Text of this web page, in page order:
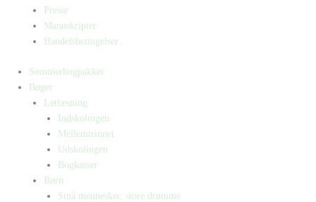
Presse
Manuskripter
Handelsbetingelser
Sommerbogpakker
Bøger
Letlæsning
Indskolingen
Mellemtrinnet
Udskolingen
Bogkasser
Børn
Små mennesker, store drømme